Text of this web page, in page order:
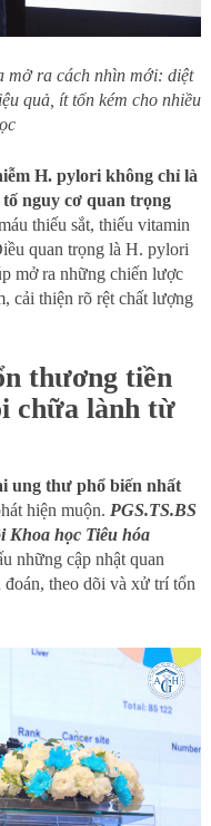
mở ra cách nhìn mới: diệt
quả, ít tốn kém cho nhiều
H. pylori không chỉ là
tố nguy cơ quan trọng
thiếu sắt, thiếu vitamin
quan trọng là H. pylori
mở ra những chiến lược
cải thiện rõ rệt chất lượng
thương tiền
chữa lành từ
ung thư phổ biến nhất
hiện muộn. PGS.TS.BS
Khoa học Tiêu hóa
những cập nhật quan
theo dõi và xử trí tổn